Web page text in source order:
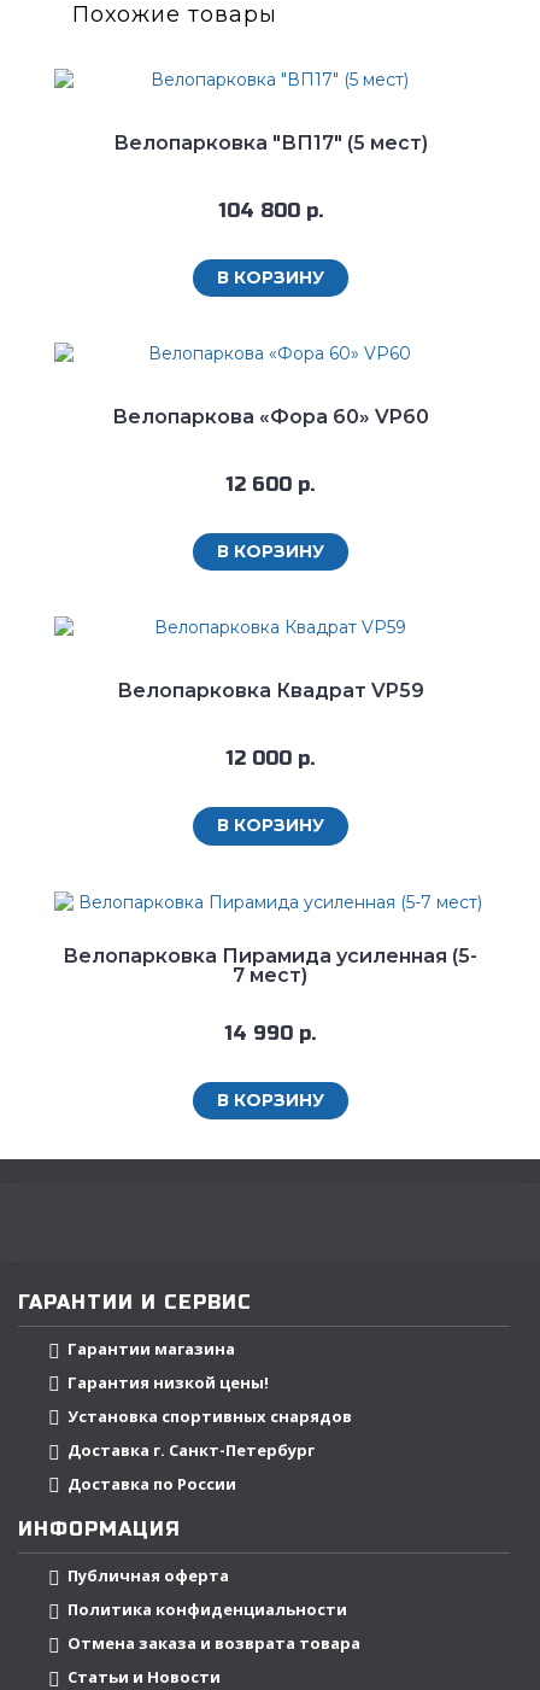
Похожие товары
Велопарковка "ВП17" (5 мест)
104 800 р.
В КОРЗИНУ
Велопаркова «Фора 60» VP60
12 600 р.
В КОРЗИНУ
Велопарковка Квадрат VP59
12 000 р.
В КОРЗИНУ
Велопарковка Пирамида усиленная (5-
7 мест)
14 990 р.
В КОРЗИНУ
ГАРАНТИИ И СЕРВИС
Гарантии магазина
Гарантия низкой цены!
Установка спортивных снарядов
Доставка г. Санкт-Петербург
Доставка по России
ИНФОРМАЦИЯ
Публичная оферта
Политика конфиденциальности
Отмена заказа и возврата товара
Статьи и Новости